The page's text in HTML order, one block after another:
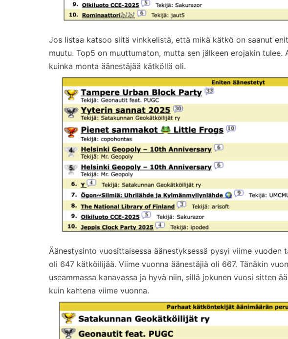
Jos listaa katsoo siitä vinkkelistä, että mikä kätkö on saanut
muutu. Top5 on muuttumaton, mutta sen jälkeen erojakin tulee.
kuinka monta äänestäjää kätköllä oli.
Äänestysinto vuosittaisessa äänestyksessä pysyi viime vuoden
oli 647 kätköilijää. Viime vuonna äänestäjiä oli 667. Tänäkin
useammassa kanavassa ja hyvä niin, sillä jokunen vuosi sitten
kuin kahtena viime vuonna.